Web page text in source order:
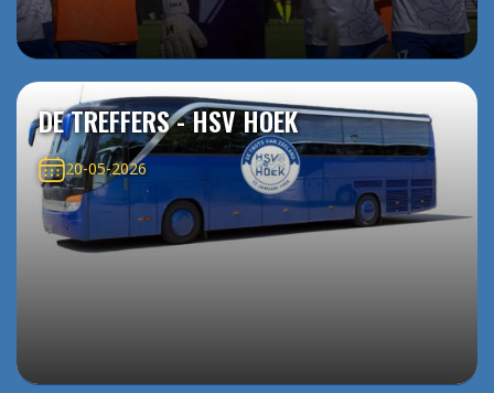
DE TREFFERS - HSV HOEK
20-05-2026